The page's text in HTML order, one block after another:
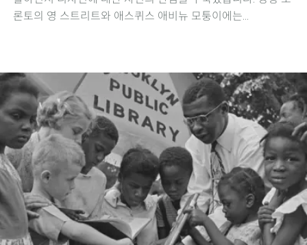
론토의 영 스트리트와 애스퀴스 애비뉴 모퉁이에는...